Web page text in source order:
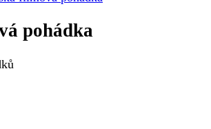
pohádka